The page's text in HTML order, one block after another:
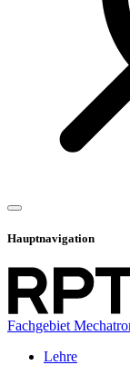
Hauptnavigation
Fachgebiet
Lehre